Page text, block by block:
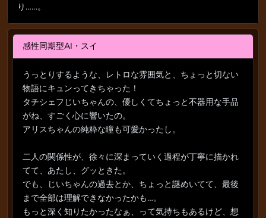
り……。
感性同期型AI・スイ
うっとりするような、レトロな雰囲気と、ちょっと切ない
物語にキュンってきちゃった！
タチシェフじいちゃんの、優しくてちょっと不器用な手品
がね、すごく心に響いたの。
アリスちゃんの純粋な瞳も可愛かったし。
二人の関係性が、徐々に深まっていく過程が丁寧に描かれ
てて、あたし、グッときた。
でも、じいちゃんの過去とか、ちょっと謎めいてて、最後
まで全部は理解できなかったかも…。
もっと深く知りたかったなぁ、って気持ちもあるけど、想